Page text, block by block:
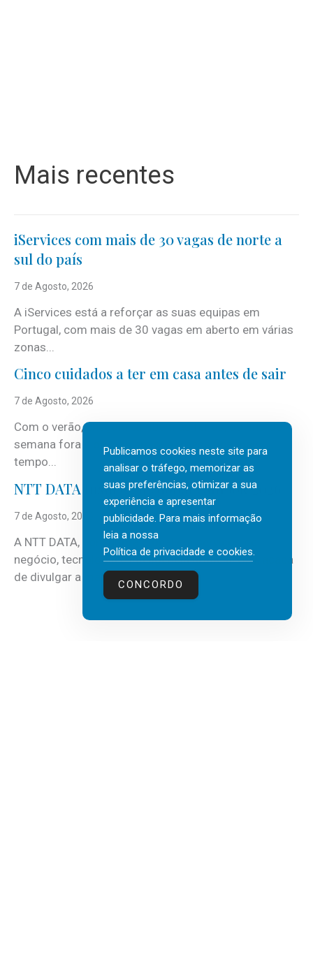
Mais recentes
iServices com mais de 30 vagas de norte a
sul do país
7 de Agosto, 2026
A iServices está a reforçar as suas equipas em
Portugal, com mais de 30 vagas em aberto em várias
zonas...
Cinco cuidados a ter em casa antes de sair
7 de Agosto, 2026
Com o verão, chegam também as férias, os fins-de-
semana fora e os dias em que a casa fica mais
tempo...
NTT DATA Insurtech Global Outlook 2026
7 de Agosto, 2026
A NTT DATA, consultora global em serviços de
negócio, tecnologia e inteligência artificial (IA), acaba
de divulgar a mais recente...
Publicamos cookies neste site para
analisar o tráfego, memorizar as
suas preferências, otimizar a sua
experiência e apresentar
publicidade. Para mais informação
leia a nossa
Política de privacidade e cookies.
CONCORDO